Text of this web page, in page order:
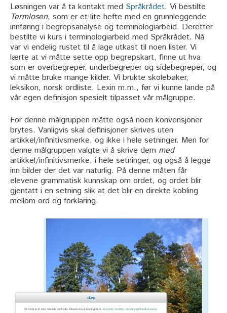
Løsningen var å ta kontakt med Språkrådet. Vi bestilte
Termlosen, som er et lite hefte med en grunnleggende
innføring i begrepsanalyse og terminologiarbeid. Deretter
bestilte vi kurs i terminologiarbeid med Språkrådet. Nå
var vi endelig rustet til å lage utkast til noen lister. Vi
lærte at vi måtte sette opp begrepskart, finne ut hva
som er overbegreper, underbegreper og sidebegreper, og
vi måtte bruke mange kilder. Vi brukte skolebøker,
leksikon, norsk ordliste, Lexin m.m., før vi kunne lande på
vår egen definisjon spesielt tilpasset vår målgruppe.
For denne målgruppen måtte også noen konvensjoner
brytes. Vanligvis skal definisjoner skrives uten
artikkel/infinitivsmerke, og ikke i hele setninger. Men for
denne målgruppen valgte vi å skrive dem med
artikkel/infinitivsmerke, i hele setninger, og også å legge
inn bilder der det var naturlig. På denne måten får
elevene grammatisk kunnskap om ordet, og ordet blir
gjentatt i en setning slik at det blir en direkte kobling
mellom ord og forklaring.